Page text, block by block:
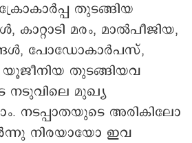
തുടങ്ങിയ
മരം, മാൽപീജിയ,
പോഡോകാർപസ്,
തുടങ്ങിയവ
നടുവിലെ മുഖ്യ
നടപ്പാതയുടെ അരികിലോ
നിരയായോ ഇവ